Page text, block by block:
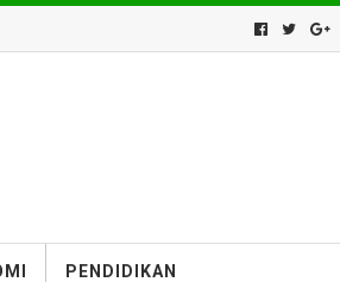
PENDIDIKAN